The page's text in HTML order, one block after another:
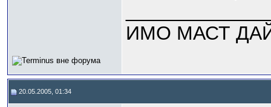
ИМО МАСТ
20.05.2005, 01:34